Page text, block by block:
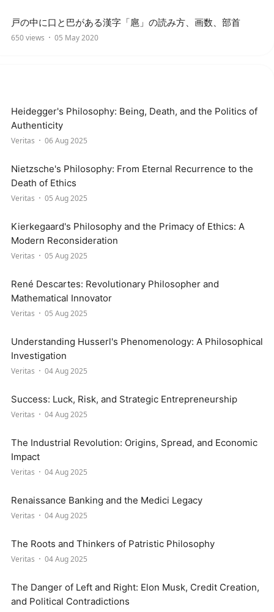
戸の中に口と巴がある漢字「扈」の読み方、画数、部首
650 views 05 May 2020
Heidegger's Philosophy: Being, Death, and the Politics of
Authenticity
Veritas 06 Aug 2025
Nietzsche's Philosophy: From Eternal Recurrence to the
Death of Ethics
Veritas 05 Aug 2025
Kierkegaard's Philosophy and the Primacy of Ethics: A
Modern Reconsideration
Veritas 05 Aug 2025
René Descartes: Revolutionary Philosopher and
Mathematical Innovator
Veritas 05 Aug 2025
Understanding Husserl's Phenomenology: A Philosophical
Investigation
Veritas 04 Aug 2025
Success: Luck, Risk, and Strategic Entrepreneurship
Veritas 04 Aug 2025
The Industrial Revolution: Origins, Spread, and Economic
Impact
Veritas 04 Aug 2025
Renaissance Banking and the Medici Legacy
Veritas 04 Aug 2025
The Roots and Thinkers of Patristic Philosophy
Veritas 04 Aug 2025
The Danger of Left and Right: Elon Musk, Credit Creation,
and Political Contradictions